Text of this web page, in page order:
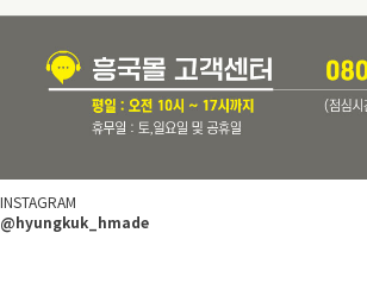
INSTAGRAM
@hyungkuk_hmade